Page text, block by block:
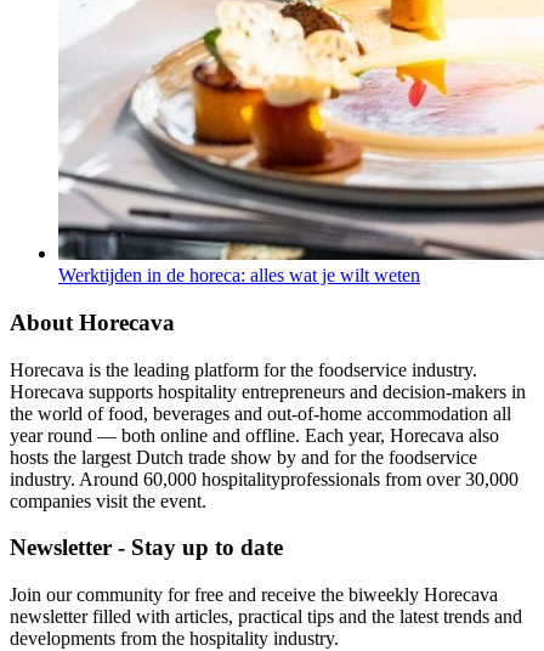
Werktijden in de horeca: alles wat je wilt weten
About Horecava
Horecava is the leading platform for the foodservice industry.
Horecava supports hospitality entrepreneurs and decision-makers in
the world of food, beverages and out-of-home accommodation all
year round — both online and offline. Each year, Horecava also
hosts the largest Dutch trade show by and for the foodservice
industry. Around 60,000 hospitalityprofessionals from over 30,000
companies visit the event.
Newsletter - Stay up to date
Join our community for free and receive the biweekly Horecava
newsletter filled with articles, practical tips and the latest trends and
developments from the hospitality industry.